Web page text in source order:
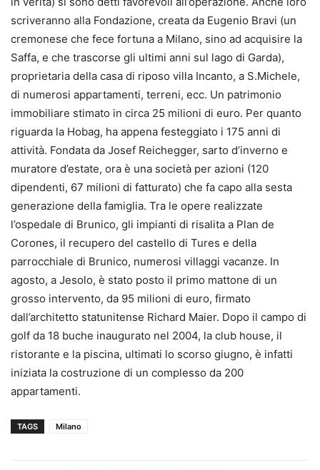
scriveranno alla Fondazione, creata da Eugenio Bravi (un
cremonese che fece fortuna a Milano, sino ad acquisire la
Saffa, e che trascorse gli ultimi anni sul lago di Garda),
proprietaria della casa di riposo villa Incanto, a S.Michele,
di numerosi appartamenti, terreni, ecc. Un patrimonio
immobiliare stimato in circa 25 milioni di euro. Per quanto
riguarda la Hobag, ha appena festeggiato i 175 anni di
attività. Fondata da Josef Reichegger, sarto d’inverno e
muratore d’estate, ora è una società per azioni (120
dipendenti, 67 milioni di fatturato) che fa capo alla sesta
generazione della famiglia. Tra le opere realizzate
l’ospedale di Brunico, gli impianti di risalita a Plan de
Corones, il recupero del castello di Tures e della
parrocchiale di Brunico, numerosi villaggi vacanze. In
agosto, a Jesolo, è stato posto il primo mattone di un
grosso intervento, da 95 milioni di euro, firmato
dall’architetto statunitense Richard Maier. Dopo il campo di
golf da 18 buche inaugurato nel 2004, la club house, il
ristorante e la piscina, ultimati lo scorso giugno, è infatti
iniziata la costruzione di un complesso da 200
appartamenti.
TAGS Milano